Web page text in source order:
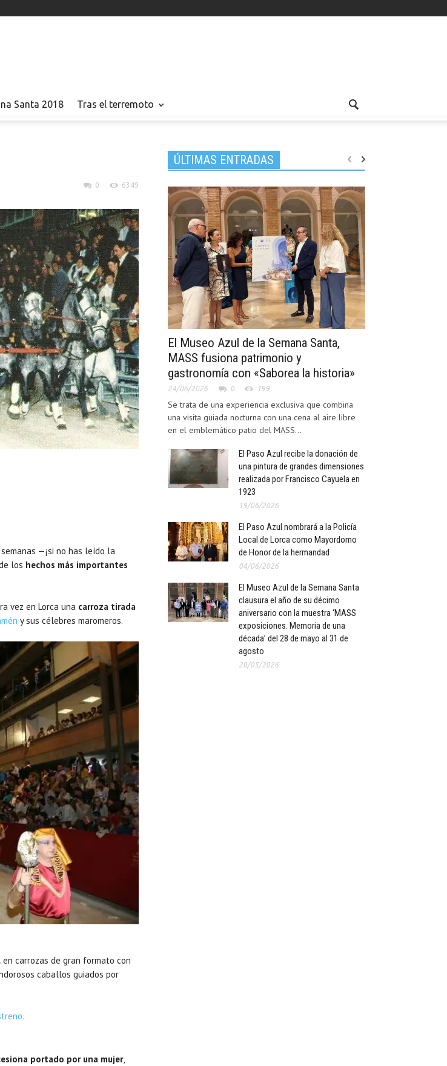
Santa 2018 Tras el terremoto
0 6349
—¡si no has leído la
los hechos más importantes
vez en Lorca una carroza tirada
y sus célebres maromeros.
en carrozas de gran formato con
caballos guiados por
portado por una mujer,
ÚLTIMAS ENTRADAS
El Museo Azul de la Semana Santa,
MASS fusiona patrimonio y
gastronomía con «Saborea la historia»
24/06/2026 0 199
Se trata de una experiencia exclusiva que combina
una visita guiada nocturna con una cena al aire libre
en el emblemático patio del MASS...
El Paso Azul recibe la donación de
una pintura de grandes dimensiones
realizada por Francisco Cayuela en
1923
19/06/2026
El Paso Azul nombrará a la Policía
Local de Lorca como Mayordomo
de Honor de la hermandad
04/06/2026
El Museo Azul de la Semana Santa
clausura el año de su décimo
aniversario con la muestra ‘MASS
exposiciones. Memoria de una
década’ del 28 de mayo al 31 de
agosto
20/05/2026